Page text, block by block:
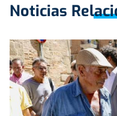
Noticias